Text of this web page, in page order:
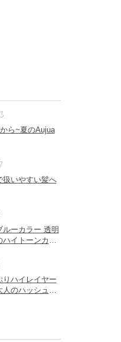
ら~夏のAujua
扱いやすい髪へ
ルーカラー 透明
ハイトーンカラ
りハイレイヤー
人のハッシュボ